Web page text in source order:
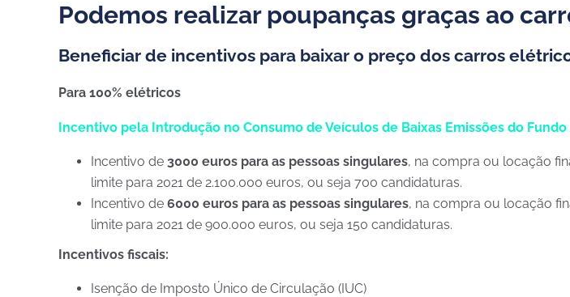
Podemos realizar poupanças graças ao
Beneficiar de incentivos para baixar o preço dos carros
Para 100% elétricos
Incentivo pela Introdução no Consumo de Veículos de Baixas Emissões do
Incentivo de 3000 euros para as pessoas singulares, na compra ou locação
limite para 2021 de 2.100.000 euros, ou seja 700 candidaturas.
Incentivo de 6000 euros para as pessoas singulares, na compra ou locação
limite para 2021 de 900.000 euros, ou seja 150 candidaturas.
Incentivos fiscais:
Isenção de Imposto Único de Circulação (IUC)